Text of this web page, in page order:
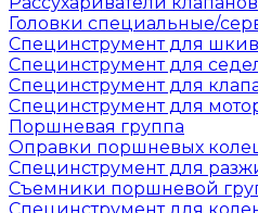
Головки специальные/
Специнструмент для
Специнструмент для
Специнструмент для
Специнструмент для
Поршневая группа
Оправки поршневых
Специнструмент для
Съемники поршневой